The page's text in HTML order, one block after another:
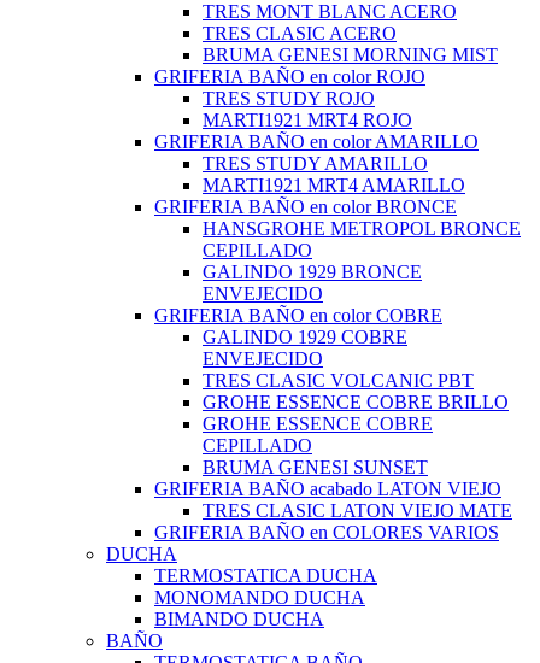
TRES MONT BLANC ACERO
TRES CLASIC ACERO
BRUMA GENESI MORNING MIST
GRIFERIA BAÑO en color ROJO
TRES STUDY ROJO
MARTI1921 MRT4 ROJO
GRIFERIA BAÑO en color AMARILLO
TRES STUDY AMARILLO
MARTI1921 MRT4 AMARILLO
GRIFERIA BAÑO en color BRONCE
HANSGROHE METROPOL BRONCE
CEPILLADO
GALINDO 1929 BRONCE
ENVEJECIDO
GRIFERIA BAÑO en color COBRE
GALINDO 1929 COBRE
ENVEJECIDO
TRES CLASIC VOLCANIC PBT
GROHE ESSENCE COBRE BRILLO
GROHE ESSENCE COBRE
CEPILLADO
BRUMA GENESI SUNSET
GRIFERIA BAÑO acabado LATON VIEJO
TRES CLASIC LATON VIEJO MATE
GRIFERIA BAÑO en COLORES VARIOS
DUCHA
TERMOSTATICA DUCHA
MONOMANDO DUCHA
BIMANDO DUCHA
BAÑO